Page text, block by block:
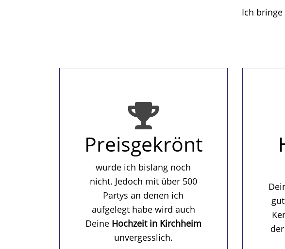
Ich bringe
Preisgekrönt
wurde ich bislang noch
nicht. Jedoch mit über 500
Partys an denen ich
aufgelegt habe wird auch
Deine Hochzeit in Kirchheim
unvergesslich.